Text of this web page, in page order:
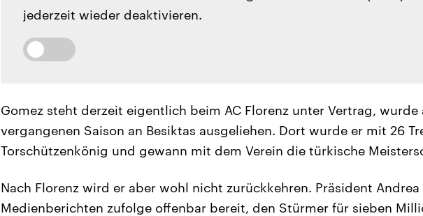
jederzeit wieder deaktivieren.
Gomez steht derzeit eigentlich beim AC Florenz unter Vertrag, wurde
vergangenen Saison an Besiktas ausgeliehen. Dort wurde er mit 26
Torschützenkönig und gewann mit dem Verein die türkische
Nach Florenz wird er aber wohl nicht zurückkehren. Präsident Andrea
Medienberichten zufolge offenbar bereit, den Stürmer für sieben